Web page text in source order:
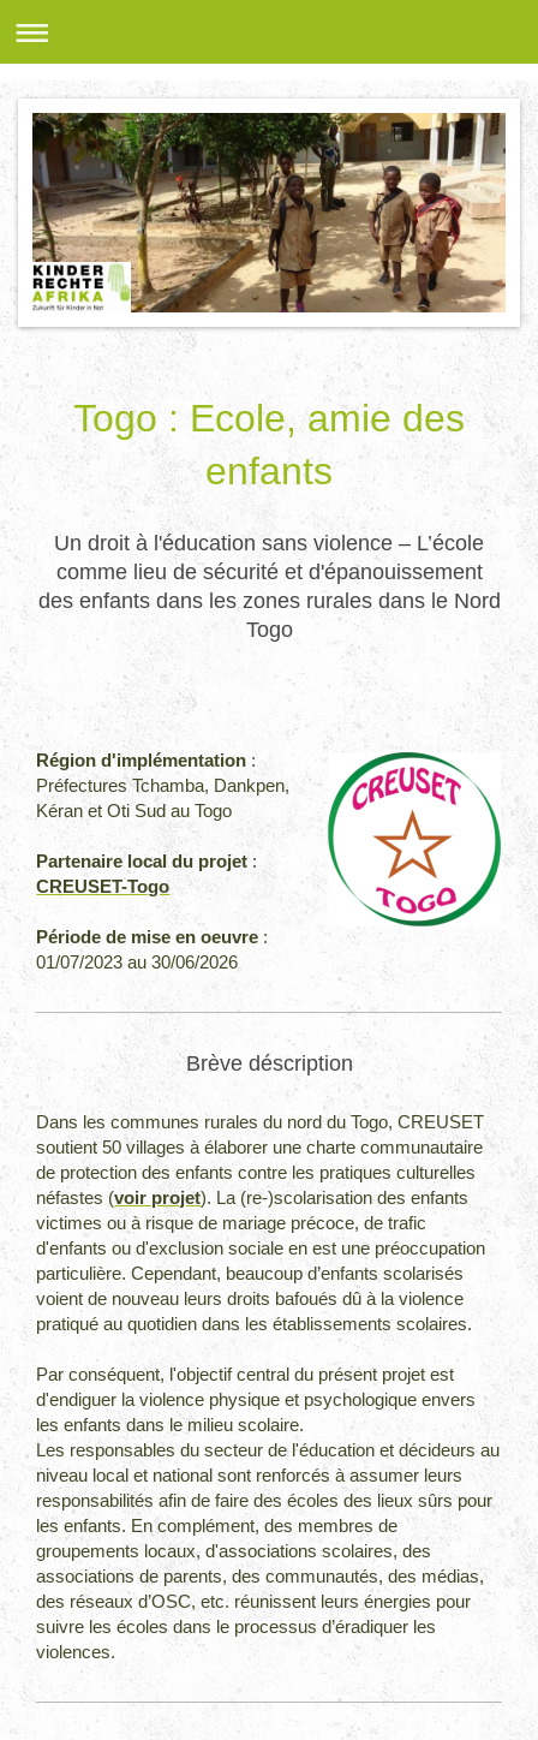
Togo : Ecole, amie des
enfants
Un droit à l'éducation sans violence – L’école
comme lieu de sécurité et d'épanouissement
des enfants dans les zones rurales dans le Nord
Togo
Région d'implémentation :
Préfectures Tchamba, Dankpen,
Kéran et Oti Sud au Togo
Partenaire local du projet :
CREUSET-Togo
Période de mise en oeuvre :
01/07/2023 au 30/06/2026
Brève déscription
Dans les communes rurales du nord du Togo, CREUSET
soutient 50 villages à élaborer une charte communautaire
de protection des enfants contre les pratiques culturelles
néfastes (voir projet). La (re-)scolarisation des enfants
victimes ou à risque de mariage précoce, de trafic
d'enfants ou d'exclusion sociale en est une préoccupation
particulière. Cependant, beaucoup d’enfants scolarisés
voient de nouveau leurs droits bafoués dû à la violence
pratiqué au quotidien dans les établissements scolaires.
Par conséquent, l'objectif central du présent projet est
d'endiguer la violence physique et psychologique envers
les enfants dans le milieu scolaire.
Les responsables du secteur de l'éducation et décideurs au
niveau local et national sont renforcés à assumer leurs
responsabilités afin de faire des écoles des lieux sûrs pour
les enfants. En complément, des membres de
groupements locaux, d'associations scolaires, des
associations de parents, des communautés, des médias,
des réseaux d’OSC, etc. réunissent leurs énergies pour
suivre les écoles dans le processus d’éradiquer les
violences.